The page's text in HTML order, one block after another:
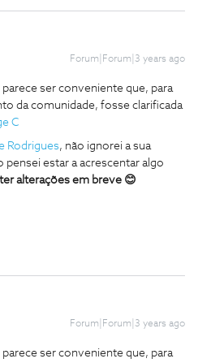
Forum|Forum|3 years ago
parece ser conveniente que, para
da comunidade, fosse clarificada
C
Rodrigues, não ignorei a sua
estar a acrescentar algo
alterações em breve 😊
Forum|Forum|3 years ago
parece ser conveniente que, para